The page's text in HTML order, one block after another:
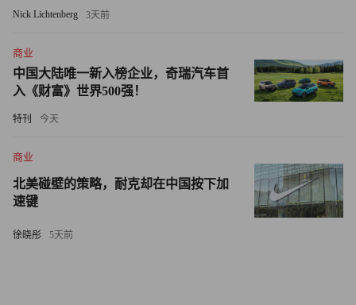
受到意大利监管机构调查。
研究人员表示，新发现“凸显了聊天机器人设计选择（如语
音表现力）与用户行为（如对话内容、使用频率）间复杂的
相互作用”，并呼吁进一步研究“聊天机器人在管理情绪内容
时，能否避免助长依赖性或取代人际关系，从而真正提升幸
福感”。 （财富中文网）
译者：刘进龙
Nick Lichtenberg 3天前
商业
中国大陆唯一新入榜企业，奇瑞汽车首
入《财富》世界500强！
特刊 今天
商业
北美碰壁的策略，耐克却在中国按下加
速键
徐晓彤 5天前